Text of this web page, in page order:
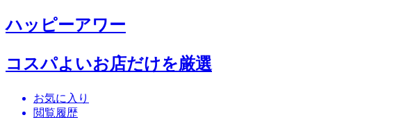
ハッピーアワー
コスパよいお店だけを厳選
お気に入り
閲覧履歴